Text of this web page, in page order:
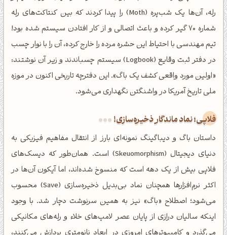
رله، آن‌ها یک شب‌پره (Moth) را پیدا کردند که بین کنتاکت‌های رله
شماره ۷۰ گیر کرده و باعث اتصالی و از کار افتادن سیستم شده بود!
تیم مهندسی با احتیاط این حشره مرده را خارج کرده، آن را با نوار چسب
در دفتر ثبت وقایع (Logbook) سیستم چسباندند و زیر آن نوشتند:
«اولین مورد واقعی کشف یک باگ». این دفترچه تاریخی اکنون در موزه
ملی تاریخ آمریکا در واشنگتن نگهداری می‌شود.
فلاپی؛ نماد ماندگار ذخیره‌سازی!
داستان باگ و دیباگینگ نمونه‌ای بارز از انتقال مفاهیم فیزیکی به
دنیای دیجیتال (Skeuomorphism) است. همان‌طور که دیسک‌های
فلاپی بیش از یک دهه است که منسوخ شده‌اند، اما آیکون آن‌ها در
اکثر نرم‌افزارها همچنان نماد بی‌بدیل ذخیره‌سازی (Save) محسوب
می‌شود؛ اصطلاح «باگ» نیز به همین سرنوشت دچار شد. با وجود
اینکه سالیان درازی از پایان عصر لامپ‌های خلاء و رله‌های مکانیکی